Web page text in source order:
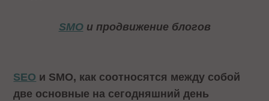
SMOи продвижение блогов
SEO и SMO, как соотносятся между собой
две основные на сегодняшний день